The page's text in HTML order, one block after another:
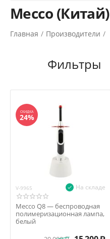
Mecco (Китай)
Главная / Производители /
СКИДКА
24%
V-9965 На складе
Mecco Q8 — беспроводная
полимеризационная лампа,
белый